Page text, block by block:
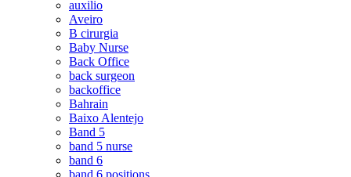
auxilio
Aveiro
B cirurgia
Baby Nurse
Back Office
back surgeon
backoffice
Bahrain
Baixo Alentejo
Band 5
band 5 nurse
band 6
band 6 positions